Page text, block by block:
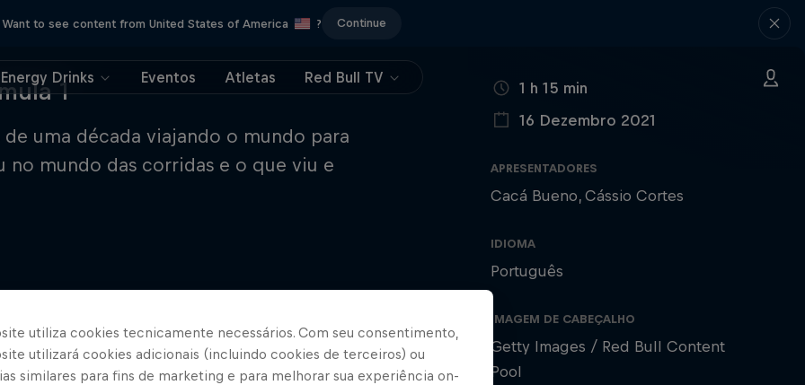
Want to see content from United States of America ? Continue
Energy Drinks Eventos Atletas Red Bull TV
1
uma década viajando o mundo para
mundo das corridas e o que viu e
DURAÇÃO1 h 15 min
16 Dezembro 2021
APRESENTADORES
Cacá Bueno Cássio Cortes
IDIOMA
Português
IMAGEM DE CABEÇALHO
Getty Images / Red Bull Content
Pool
utiliza cookies tecnicamente necessários. Com seu consentimento,
utilizará cookies adicionais (incluindo cookies de terceiros) ou
similares para fins de marketing e para melhorar sua experiência on-